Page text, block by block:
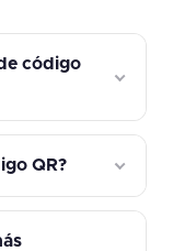
código
QR?